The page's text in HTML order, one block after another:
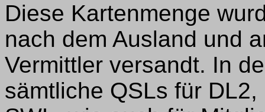
Diese Kartenmenge
nach dem Ausland und
Vermittler versandt. In
sämtliche QSLs für